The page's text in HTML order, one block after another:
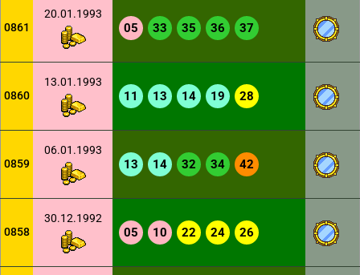
0861
20.01.1993
05 33 35 36 37
0860
13.01.1993
11 13 14 19 28
0859
06.01.1993
13 14 32 34 42
0858
30.12.1992
05 10 22 24 26